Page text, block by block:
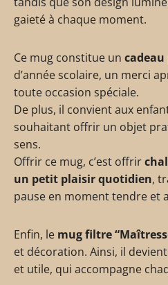
gaieté à chaque moment.
Ce mug constitue un
d’année scolaire, un merci
toute occasion spéciale.
De plus, il convient aux
souhaitant offrir un objet
sens.
Offrir ce mug, c’est offrir
un petit plaisir quotidien,
pause en moment tendre et
Enfin, le mug filtre
et décoration. Ainsi, il
et utile, qui accompagne